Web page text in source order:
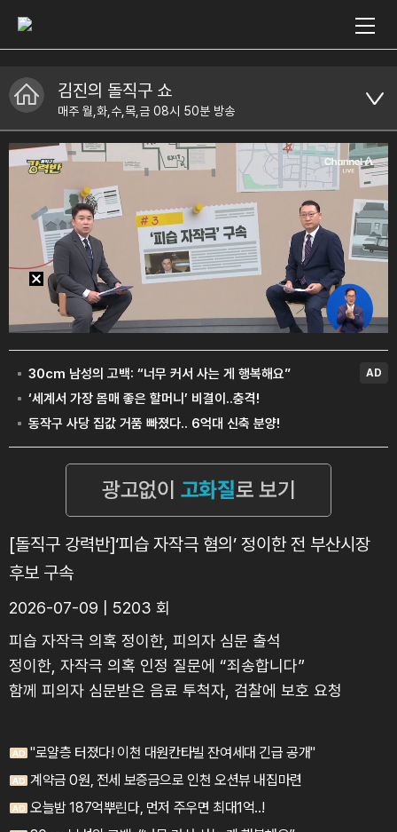
김진의 돌직구 쇼
매주 월,화,수,목,금 08시 50분 방송
[돌직구 강력반]‘피습 자작극 혐의’ 정이한 전 부산시장
후보 구속
2026-07-09 | 5203 회
피습 자작극 의혹 정이한, 피의자 심문 출석
정이한, 자작극 의혹 인정 질문에 “죄송합니다”
함께 피의자 심문받은 음료 투척자, 검찰에 보호 요청